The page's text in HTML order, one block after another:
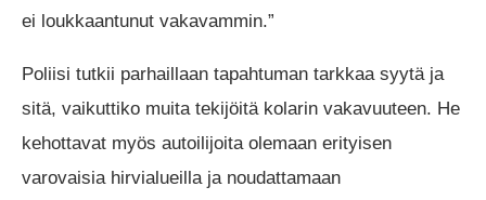
ei loukkaantunut vakavammin.”
Poliisi tutkii parhaillaan tapahtuman tarkkaa syytä ja
sitä, vaikuttiko muita tekijöitä kolarin vakavuuteen. He
kehottavat myös autoilijoita olemaan erityisen
varovaisia hirvialueilla ja noudattamaan